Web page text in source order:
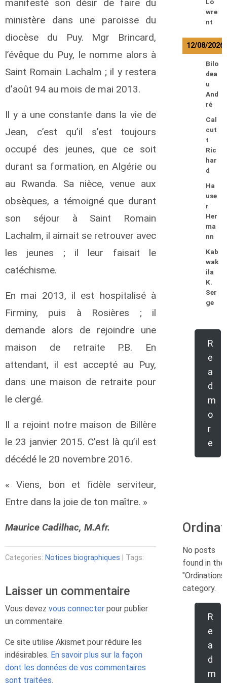
manifesté son désir de faire du
ministère dans une paroisse du
diocèse du Puy. Mgr Brincard,
l’évêque du Puy, le nomme alors à
Saint Romain Lachalm ; il y restera
d’août 94 au mois de mai 2013.
Il y a une constante dans la vie de
Jean, c’est qu’il s’est toujours
occupé des jeunes, que ce soit
durant sa formation, en Algérie ou
au Rwanda. Sa nièce, venue aux
obsèques, a témoigné que durant
son séjour à Saint Romain
Lachalm, il aimait se retrouver avec
les jeunes ; il leur faisait le
catéchisme.
En mai 2013, il est hospitalisé à
Firminy, puis à Rosières ; il
demande alors de rejoindre une
maison de retraite P.B. En
attendant, il est accepté au Puy,
dans une maison de retraite pour
le clergé.
Il a rejoint notre maison de Billère
le 23 janvier 2015. C’est là qu’il est
décédé le 20 novembre 2016.
« Viens, bon et fidèle serviteur,
Entre dans la joie de ton maître. »
Maurice Cadilhac, M.Afr.
Categories: Notices biographiques | Tags:
Laisser un commentaire
Vous devez vous connecter pour publier
un commentaire.
Ce site utilise Akismet pour réduire les
indésirables. En savoir plus sur la façon
dont les données de vos commentaires
sont traitées.
Lo
wre
nt
12/08/2026
Bilo
dea
u
And
ré
Cal
cut
t
Ric
har
d
Ha
use
r
Her
ma
nn
Kab
wak
ila
K.
Ser
ge
R
e
a
d
m
o
r
e
No posts
found in the
category.
R
e
a
d
m